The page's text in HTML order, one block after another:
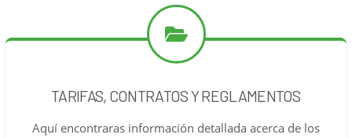
TARIFAS, CONTRATOS Y REGLAMENTOS
Aquí encontraras información detallada acerca de los